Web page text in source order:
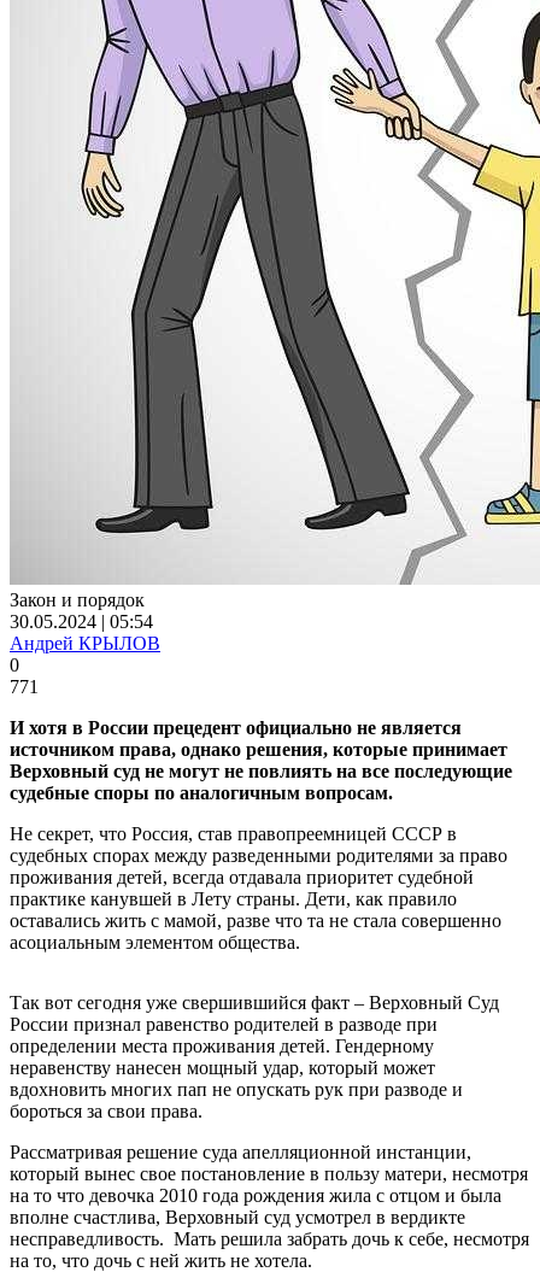
Закон и порядок
30.05.2024 | 05:54
Андрей КРЫЛОВ
0
771
И хотя в России прецедент официально не является
источником права, однако решения, которые принимает
Верховный суд не могут не повлиять на все последующие
судебные споры по аналогичным вопросам.
Не секрет, что Россия, став правопреемницей СССР в
судебных спорах между разведенными родителями за право
проживания детей, всегда отдавала приоритет судебной
практике канувшей в Лету страны. Дети, как правило
оставались жить с мамой, разве что та не стала совершенно
асоциальным элементом общества.
Так вот сегодня уже свершившийся факт – Верховный Суд
России признал равенство родителей в разводе при
определении места проживания детей. Гендерному
неравенству нанесен мощный удар, который может
вдохновить многих пап не опускать рук при разводе и
бороться за свои права.
Рассматривая решение суда апелляционной инстанции,
который вынес свое постановление в пользу матери, несмотря
на то что девочка 2010 года рождения жила с отцом и была
вполне счастлива, Верховный суд усмотрел в вердикте
несправедливость. Мать решила забрать дочь к себе, несмотря
на то, что дочь с ней жить не хотела.